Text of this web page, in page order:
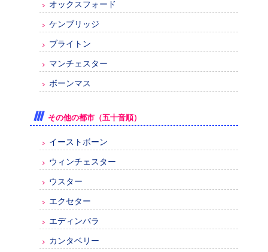
オックスフォード
ケンブリッジ
ブライトン
マンチェスター
ボーンマス
その他の都市（五十音順）
イーストボーン
ウィンチェスター
ウスター
エクセター
エディンバラ
カンタベリー